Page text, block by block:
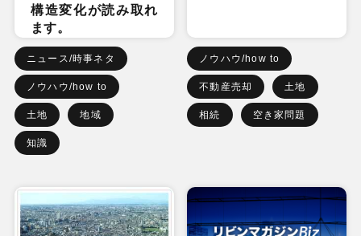
構造変化が読み取れ
ます。
ニュース/時事ネタ
ノウハウ/how to
土地 地域
知識
ノウハウ/how to
不動産売却 土地
相続 空き家問題